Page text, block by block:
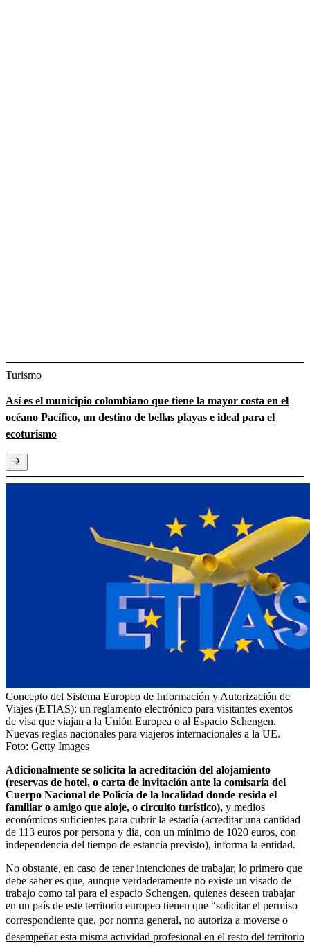
Turismo
Así es el municipio colombiano que tiene la mayor costa en el
océano Pacífico, un destino de bellas playas e ideal para el
ecoturismo
Concepto del Sistema Europeo de Información y Autorización de
Viajes (ETIAS): un reglamento electrónico para visitantes exentos
de visa que viajan a la Unión Europea o al Espacio Schengen.
Nuevas reglas nacionales para viajeros internacionales a la UE.
Foto: Getty Images
Adicionalmente se solicita la acreditación del alojamiento
(reservas de hotel, o carta de invitación ante la comisaría del
Cuerpo Nacional de Policía de la localidad donde resida el
familiar o amigo que aloje, o circuito turístico), y medios
económicos suficientes para cubrir la estadía (acreditar una cantidad
de 113 euros por persona y día, con un mínimo de 1020 euros, con
independencia del tiempo de estancia previsto), informa la entidad.
No obstante, en caso de tener intenciones de trabajar, lo primero que
debe saber es que, aunque verdaderamente no existe un visado de
trabajo como tal para el espacio Schengen, quienes deseen trabajar
en un país de este territorio europeo tienen que “solicitar el permiso
correspondiente que, por norma general, no autoriza a moverse o
desempeñar esta misma actividad profesional en el resto del territorio